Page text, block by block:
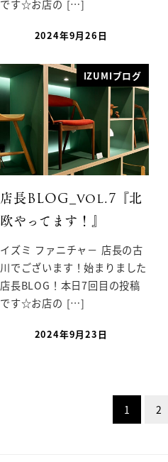
です☆お店の […]
2024年9月26日
IZUMIブログ
店長BLOG_vol.7『北
欧やってます！』
イズミ ファニチャ－ 店長の古
川でございます！始まりました
店長BLOG！本日7回目の投稿
です☆お店の […]
2024年9月23日
1 2